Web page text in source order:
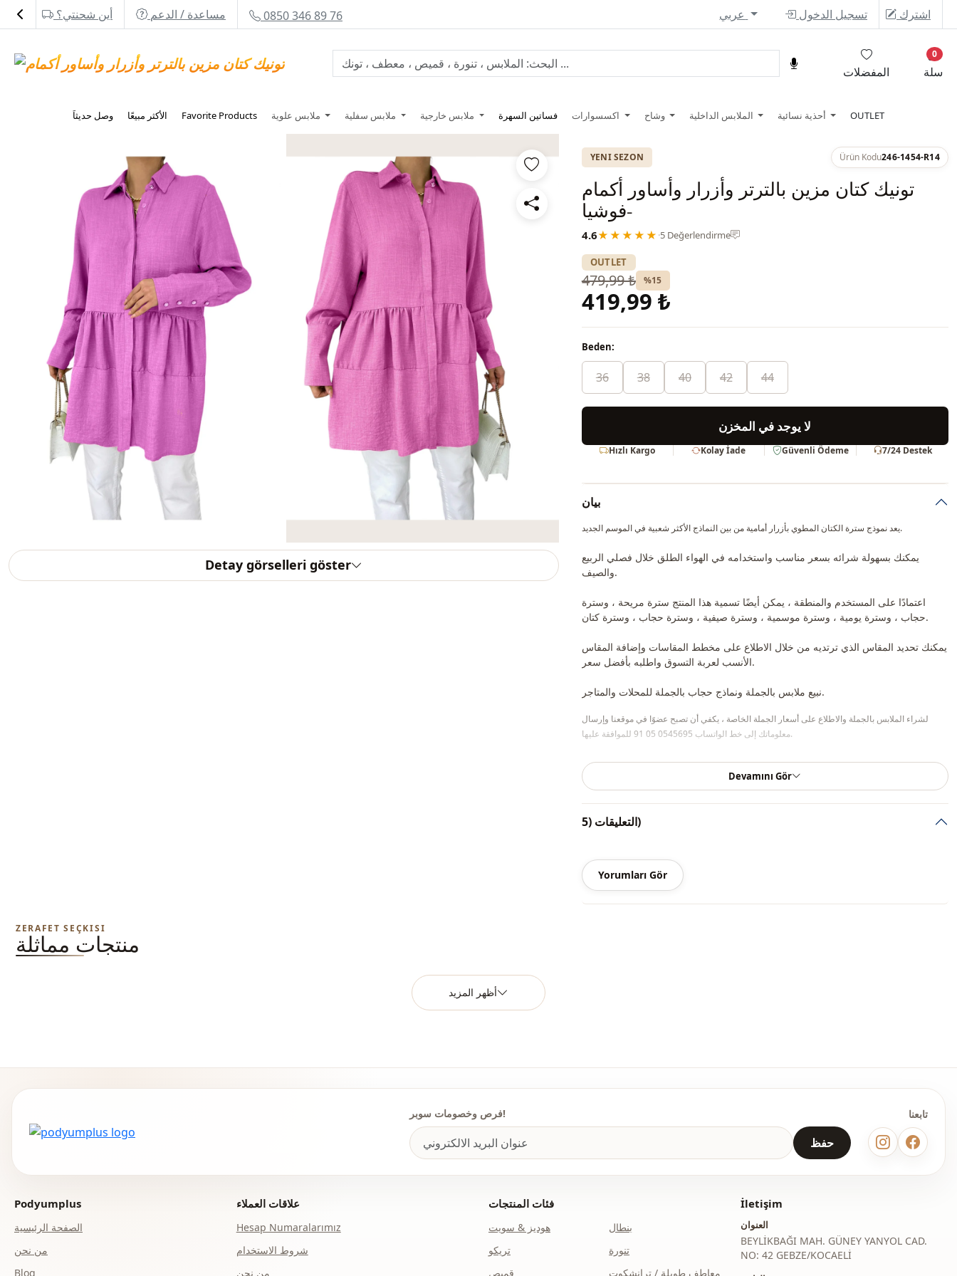
أين شحنتي؟ مساعدة / الدعم 0850 346 89 76 تسجيل الدخول اشترك
المفضلات سلة
0
وصل حديثاَ الأكثر مبيعًا Favorite Products فساتين السهرة وشاح OUTLET
Detay görselleri göster
YENI SEZON Ürün Kodu246-1454-R14
تونيك كتان مزين بالترتر وأزرار وأساور أكمام
-فوشيا
4.6★★★★★ ·5 Değerlendirme
OUTLET
479,99 ₺ %15
419,99 ₺
Beden:
36 38 40 42 44
لا يوجد في المخزن
Hızlı Kargo Kolay İade Güvenli Ödeme 7/24 Destek
بيان
يعد نموذج سترة الكتان المطوي بأزرار أمامية من بين النماذج الأكثر شعبية في الموسم الجديد.
يمكنك بسهولة شرائه بسعر مناسب واستخدامه في الهواء الطلق خلال فصلي الربيع
والصيف.
اعتمادًا على المستخدم والمنطقة ، يمكن أيضًا تسمية هذا المنتج سترة مريحة ، وسترة
حجاب ، وسترة يومية ، وسترة موسمية ، وسترة صيفية ، وسترة حجاب ، وسترة كتان.
يمكنك تحديد المقاس الذي ترتديه من خلال الاطلاع على مخطط المقاسات وإضافة المقاس
الأنسب لعربة التسوق واطلبه بأفضل سعر.
نبيع ملابس بالجملة ونماذج حجاب بالجملة للمحلات والمتاجر.
لشراء الملابس بالجملة والاطلاع على أسعار الجملة الخاصة ، يكفي أن تصبح عضوًا في موقعنا وإرسال
معلوماتك إلى خط الواتساب 0545695 05 91 للموافقة عليها.
ملاحظة: يتكون محتوى المنتج من سترة. (تستخدم السراويل والأحذية والحقائب
والمجوهرات لأغراض الديكور.)
ملاحظة: قد يكون هناك اختلاف في الدرجة اللونية في لون المنتج بسبب لقطات المفهوم.
ياقة
الموسم
الأناقة كلاسيكي
السماكة رفيع
القالب قالب عريض
الاستخدام يومي
Devamını Gör
التعليقات (5)
Yorumları Gör
ZERAFET SEÇKISI
منتجات مماثلة
أظهر المزيد
فرص وخصومات سوبر!
حفظ
تابعنا
Podyumplus
الصفحة الرئيسية
من نحن
Blog
علاقات العملاء
Hesap Numaralarımız
شروط الاستخدام
من نحن
فئات المنتجات
هوديز & سويت
تريكو
قميص
بنطال
تنورة
معاطف طويلة / ترانشكوت
İletişim
العنوان
BEYLİKBAĞI MAH. GÜNEY YANYOL CAD.
NO: 42 GEBZE/KOCAELİ